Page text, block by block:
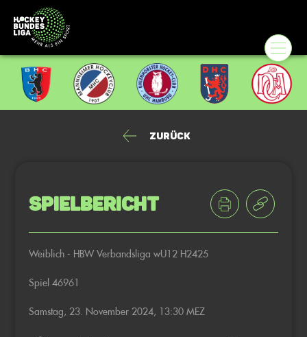
Zurück
Spielbericht
Weiblich - HBW Verbandsliga wU12 H2425
Spiel 46961
Samstag, 23. November 2024, 13:30 MEZ